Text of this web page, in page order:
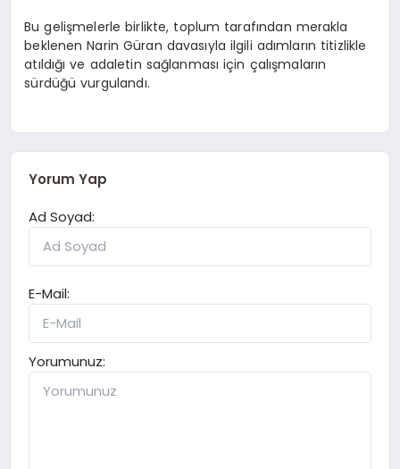
Bu gelişmelerle birlikte, toplum tarafından merakla
beklenen Narin Güran davasıyla ilgili adımların titizlikle
atıldığı ve adaletin sağlanması için çalışmaların
sürdüğü vurgulandı.
Yorum Yap
Ad Soyad:
E-Mail:
Yorumunuz: